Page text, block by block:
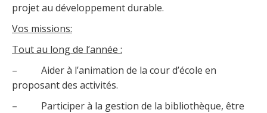
projet au développement durable.
Vos missions:
Tout au long de l’année :
– Aider à l’animation de la cour d’école en
proposant des activités.
– Participer à la gestion de la bibliothèque, être